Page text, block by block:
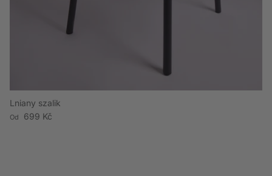
Lniany szalik
Cena regularna
Od 699 Kč